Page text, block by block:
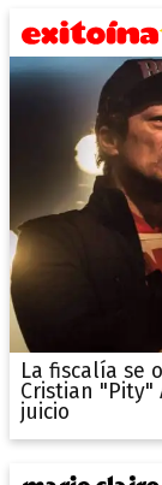
La fiscalía se
Cristian "Pity"
juicio